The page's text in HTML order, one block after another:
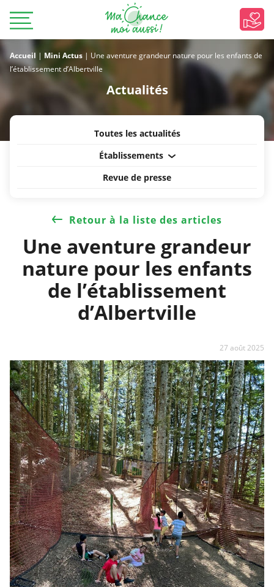
Accueil | Mini Actus | Une aventure grandeur nature pour les enfants de
l’établissement d’Albertville
Actualités
Toutes les actualités
Établissements
Revue de presse
Retour à la liste des articles
Une aventure grandeur
nature pour les enfants
de l’établissement
d’Albertville
27 août 2025